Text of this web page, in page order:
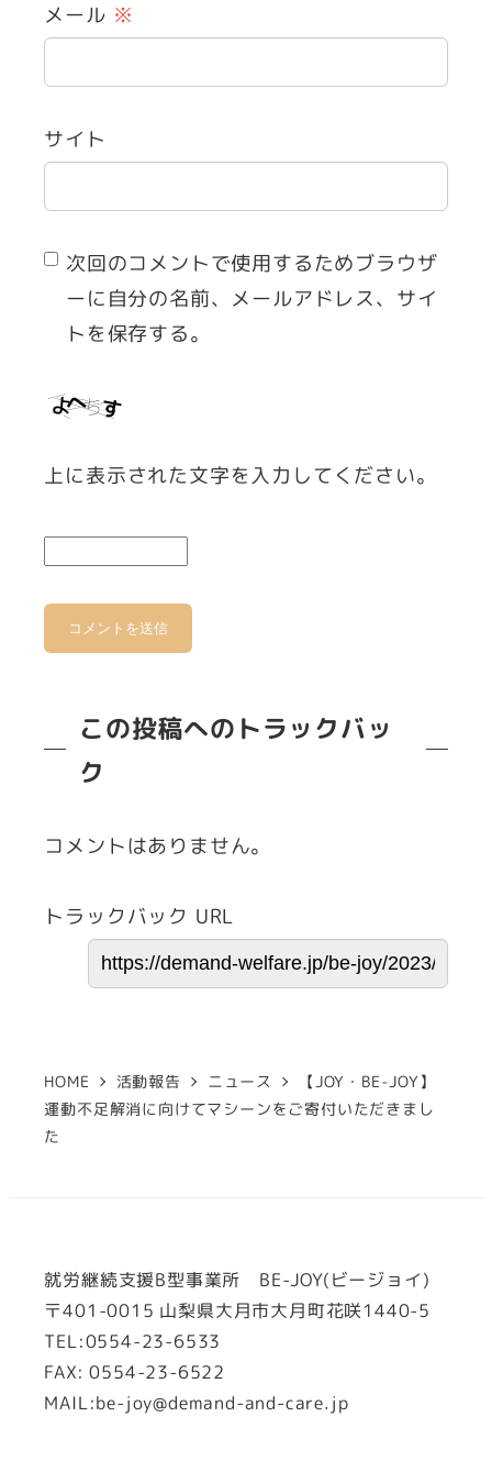
メール ※
サイト
次回のコメントで使用するためブラウザ
ーに自分の名前、メールアドレス、サイ
トを保存する。
上に表示された文字を入力してください。
この投稿へのトラックバッ
ク
コメントはありません。
トラックバック URL
HOME 活動報告 ニュース
【JOY・BE-JOY】
運動不足解消に向けてマシーンをご寄付いただきまし
た
就労継続支援B型事業所 BE-JOY(ビージョイ)
〒401-0015 山梨県大月市大月町花咲1440-5
TEL:0554-23-6533
FAX:0554-23-6522
MAIL:be-joy@demand-and-care.jp